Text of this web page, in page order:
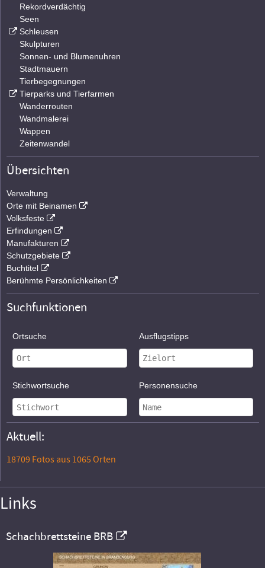
Rekordverdächtig
Seen
Schleusen
Skulpturen
Sonnen- und Blumenuhren
Stadtmauern
Tierbegegnungen
Tierparks und Tierfarmen
Wanderrouten
Wandmalerei
Wappen
Zeitenwandel
Übersichten
Verwaltung
Orte mit Beinamen
Volksfeste
Erfindungen
Manufakturen
Schutzgebiete
Buchtitel
Berühmte Persönlichkeiten
Suchfunktionen
Ortsuche Ausflugstipps
Stichwortsuche Personensuche
Aktuell:
18709 Fotos aus 1065 Orten
Links
Schachbrettsteine BRB